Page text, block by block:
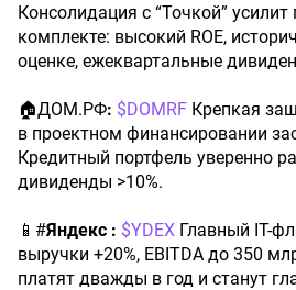
Консолидация с “Точкой”
комплекте: высокий ROE,
оценке, ежеквартальные
🏠ДОМ.РФ: $DOMRF Крепкая
в проектном финансировании
Кредитный портфель уверенно
дивиденды >10%.
📱#Яндекс : $YDEX Главный IT-
выручки +20%, EBITDA до 350
платят дважды в год и станут